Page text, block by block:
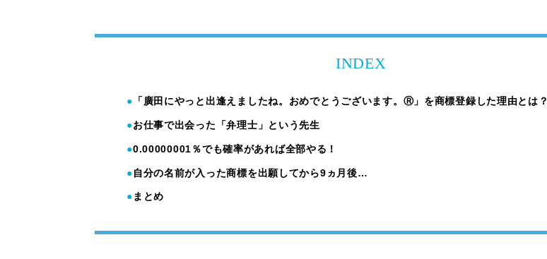
INDEX
「廣田にやっと出逢えましたね。おめでとうございます。Ⓡ」を商標登録した理由とは？
お仕事で出会った「弁理士」という先生
0.00000001％でも確率があれば全部やる！
自分の名前が入った商標を出願してから9ヵ月後…
まとめ